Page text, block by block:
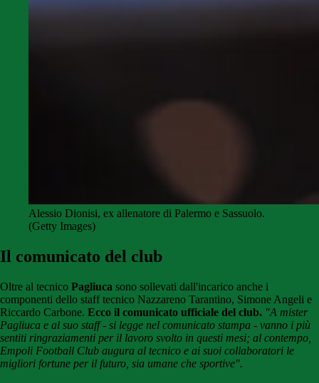
Alessio Dionisi, ex allenatore di Palermo e Sassuolo.
(Getty Images)
Il comunicato del club
Oltre al tecnico Pagliuca sono sollevati dall'incarico anche i
componenti dello staff tecnico Nazzareno Tarantino, Simone Angeli e
Riccardo Carbone. Ecco il comunicato ufficiale del club. "A mister
Pagliuca e al suo staff - si legge nel comunicato stampa - vanno i più
sentiti ringraziamenti per il lavoro svolto in questi mesi; al contempo,
Empoli Football Club augura al tecnico e ai suoi collaboratori le
migliori fortune per il futuro, sia umane che sportive".